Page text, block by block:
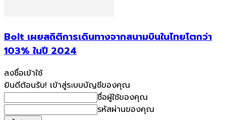
Bolt เผยสถิติการเดินทางจากสนามบินในไทยโตกว่า
103% ในปี 2024
ลงชื่อเข้าใช้
ยินดีต้อนรับ! เข้าสู่ระบบบัญชีของคุณ
ชื่อผู้ใช้ของคุณ
รหัสผ่านของคุณ